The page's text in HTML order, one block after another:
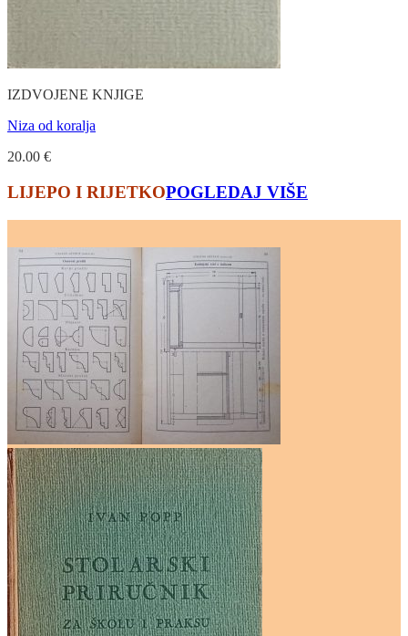
IZDVOJENE KNJIGE
Niza od koralja
20.00 €
LIJEPO I RIJETKOPOGLEDAJ VIŠE